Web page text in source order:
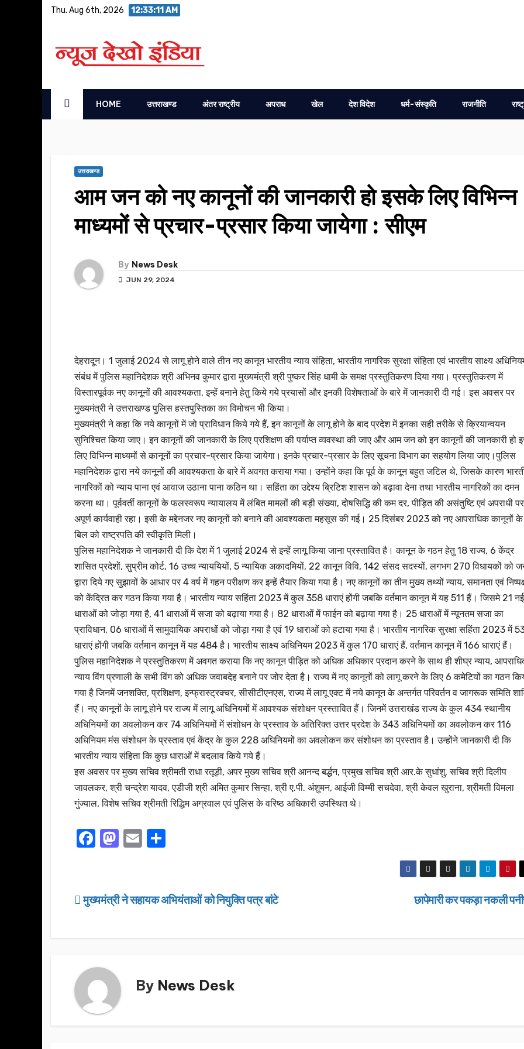
Thu. Aug 6th, 2026 12:33:12 AM
HOME उत्तराखण्ड अंतर राष्ट्रीय अपराध खेल देश विदेश धर्म-संस्कृति राजनीति
उत्तराखण्ड
आम जन को नए कानूनों की जानकारी हो इसके लिए विभिन्न
माध्यमों से प्रचार-प्रसार किया जायेगा : सीएम
By News Desk
JUN 29, 2024
देहरादून। 1 जुलाई 2024 से लागू होने वाले तीन नए कानून भारतीय न्याय संहिता, भारतीय नागरिक सुरक्षा संहिता एवं भारतीय साक्ष्य
संबंध में पुलिस महानिदेशक श्री अभिनव कुमार द्वारा मुख्यमंत्री श्री पुष्कर सिंह धामी के समक्ष प्रस्तुतिकरण दिया गया। प्रस्तुतिकरण में
विस्तारपूर्वक नए कानूनों की आवश्यकता, इन्हें बनाने हेतु किये गये प्रयासों और इनकी विशेषताओं के बारे में जानकारी दी गई। इस अवसर पर
मुख्यमंत्री ने उत्तराखण्ड पुलिस हस्तपुस्तिका का विमोचन भी किया।
मुख्यमंत्री ने कहा कि नये कानूनों में जो प्राविधान किये गये हैं, इन कानूनों के लागू होने के बाद प्रदेश में इनका सही तरीके से क्रियान्वयन
सुनिश्चित किया जाए। इन कानूनों की जानकारी के लिए प्रशिक्षण की पर्याप्त व्यवस्था की जाए और आम जन को इन कानूनों की जानकारी हो
लिए विभिन्न माध्यमों से कानूनों का प्रचार-प्रसार किया जायेगा। इनके प्रचार-प्रसार के लिए सूचना विभाग का सहयोग लिया जाए।पुलिस
महानिदेशक द्वारा नये कानूनों की आवश्यकता के बारे में अवगत कराया गया। उन्होंने कहा कि पूर्व के कानून बहुत जटिल थे, जिसके कारण
नागरिकों को न्याय पाना एवं आवाज उठाना पाना कठिन था। सहिंता का उद्देश्य ब्रिटिश शासन को बढ़ावा देना तथा भारतीय नागरिकों का दमन
करना था। पूर्ववर्ती कानूनों के फलस्वरूप न्यायालय में लंबित मामलों की बड़ी संख्या, दोषसिद्धि की कम दर, पीड़ित की असंतुष्टि एवं अपराधी पर
अपूर्ण कार्यवाही रहा। इसी के मद्देनजर नए कानूनों को बनाने की आवश्यकता महसूस की गई। 25 दिसंबर 2023 को नए आपराधिक कानूनों के
बिल को राष्ट्रपति की स्वीकृति मिली।
पुलिस महानिदेशक ने जानकारी दी कि देश में 1 जुलाई 2024 से इन्हें लागू किया जाना प्रस्तावित है। कानून के गठन हेतु 18 राज्य, 6 केंद्र
शासित प्रदेशों, सुप्रीम कोर्ट, 16 उच्च न्याययियों, 5 न्यायिक अकादमियों, 22 कानून विवि, 142 संसद सदस्यों, लगभग 270 विधायकों को
द्वारा दिये गए सुझावों के आधार पर 4 वर्ष में गहन परीक्षण कर इन्हें तैयार किया गया है। नए कानूनों का तीन मुख्य तथ्यों न्याय, समानता एवं
को केंद्रित कर गठन किया गया है। भारतीय न्याय सहिंता 2023 में कुल 358 धाराएं होंगी जबकि वर्तमान कानून में यह 511 हैं। जिसमे 21 नई
धाराओं को जोड़ा गया है, 41 धाराओं में सजा को बढ़ाया गया है। 82 धाराओं में फाईन को बढ़ाया गया है। 25 धाराओं में न्यूनतम सजा का
प्राविधान, 06 धाराओं में सामुदायिक अपराधों को जोड़ा गया है एवं 19 धाराओं को हटाया गया है। भारतीय नागरिक सुरक्षा सहिंता 2023 में
धाराएं होंगी जबकि वर्तमान कानून में यह 484 है। भारतीय साक्ष्य अधिनियम 2023 में कुल 170 धाराएं हैं, वर्तमान कानून में 166 धाराएं हैं।
पुलिस महानिदेशक ने प्रस्तुतिकरण में अवगत कराया कि नए कानून पीड़ित को अधिक अधिकार प्रदान करने के साथ ही शीघ्र न्याय,
न्याय विंग प्रणाली के सभी विंग को अधिक जवाबदेह बनाने पर जोर देता है। राज्य में नए कानूनों को लागू करने के लिए 6 कमेटियों का गठन
गया है जिनमें जनशक्ति, प्रशिक्षण, इन्फ्रास्ट्रक्चर, सीसीटीएनएस, राज्य में लागू एक्ट में नये कानून के अन्तर्गत परिवर्तन व जागरूक समिति
हैं। नए कानूनों के लागू होने पर राज्य में लागू अधिनियमों में आवश्यक संशोधन प्रस्तावित हैं। जिनमें उत्तराखंड राज्य के कुल 434 स्थानीय
अधिनियमों का अवलोकन कर 74 अधिनियमों में संशोधन के प्रस्ताव के अतिरिक्त उत्तर प्रदेश के 343 अधिनियमों का अवलोकन कर 116
अधिनियम मंस संशोधन के प्रस्ताव एवं केंद्र के कुल 228 अधिनियमों का अवलोकन कर संशोधन का प्रस्ताव है। उन्होंने जानकारी दी कि
भारतीय न्याय संहिता कि कुछ धाराओं में बदलाव किये गये हैं।
इस अवसर पर मुख्य सचिव श्रीमती राधा रतूड़ी, अपर मुख्य सचिव श्री आनन्द बर्द्धन, प्रमुख सचिव श्री आर.के सुधांशु, सचिव श्री दिलीप
जावलकर, श्री चन्द्रेश यादव, एडीजी श्री अमित कुमार सिन्हा, श्री ए.पी. अंशुमन, आईजी विम्मी सचदेवा, श्री केवल खुराना, श्रीमती विमला
गुंज्याल, विशेष सचिव श्रीमती रिद्धिम अग्रवाल एवं पुलिस के वरिष्ठ अधिकारी उपस्थित थे।
F
e
k
M
o
E
e
Post
छापेमारी कर पकड़ा नकली
मुख्यमंत्री ने सहायक अभियंताओं को नियुक्ति पत्र बांटे
By News Desk
उत्तराखण्ड उत्तराखण्ड
लंबित राजस्व
डीएम सख्त,
मामलों के
के आदेश…
JANUARY
NEWS DESK